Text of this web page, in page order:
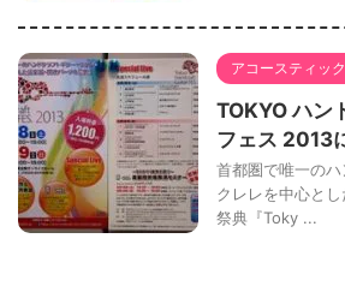
アコースティッ
TOKYO ハン
フェス 2013
首都圏で唯一の
クレレを中心と
祭典『Toky ...